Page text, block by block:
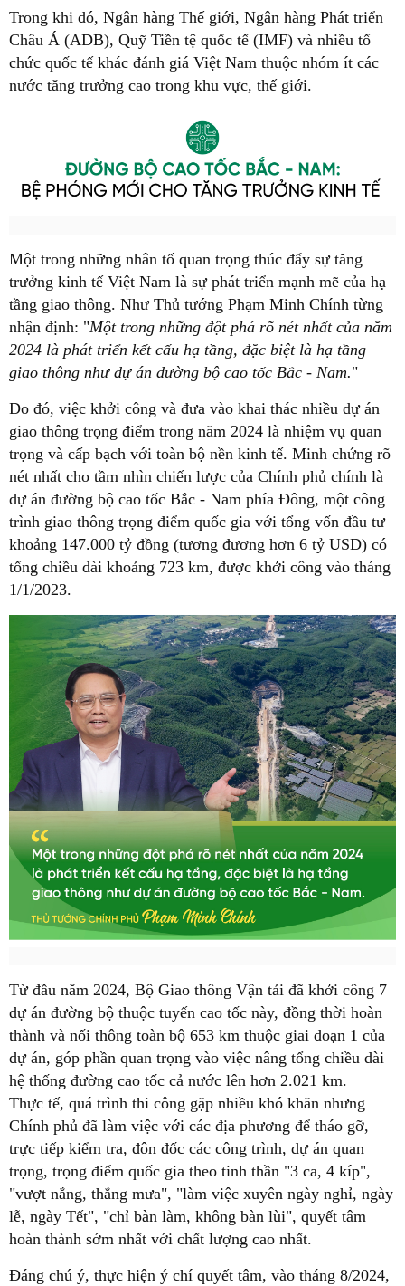
Trong khi đó, Ngân hàng Thế giới, Ngân hàng Phát triển
Châu Á (ADB), Quỹ Tiền tệ quốc tế (IMF) và nhiều tổ
chức quốc tế khác đánh giá Việt Nam thuộc nhóm ít các
nước tăng trưởng cao trong khu vực, thế giới.
Một trong những nhân tố quan trọng thúc đẩy sự tăng
trưởng kinh tế Việt Nam là sự phát triển mạnh mẽ của hạ
tầng giao thông. Như Thủ tướng Phạm Minh Chính từng
nhận định: "Một trong những đột phá rõ nét nhất của năm
2024 là phát triển kết cấu hạ tầng, đặc biệt là hạ tầng
giao thông như dự án đường bộ cao tốc Bắc - Nam."
Do đó, việc khởi công và đưa vào khai thác nhiều dự án
giao thông trọng điểm trong năm 2024 là nhiệm vụ quan
trọng và cấp bạch với toàn bộ nền kinh tế. Minh chứng rõ
nét nhất cho tầm nhìn chiến lược của Chính phủ chính là
dự án đường bộ cao tốc Bắc - Nam phía Đông, một công
trình giao thông trọng điểm quốc gia với tổng vốn đầu tư
khoảng 147.000 tỷ đồng (tương đương hơn 6 tỷ USD) có
tổng chiều dài khoảng 723 km, được khởi công vào tháng
1/1/2023.
Từ đầu năm 2024, Bộ Giao thông Vận tải đã khởi công 7
dự án đường bộ thuộc tuyến cao tốc này, đồng thời hoàn
thành và nối thông toàn bộ 653 km thuộc giai đoạn 1 của
dự án, góp phần quan trọng vào việc nâng tổng chiều dài
hệ thống đường cao tốc cả nước lên hơn 2.021 km.
Thực tế, quá trình thi công gặp nhiều khó khăn nhưng
Chính phủ đã làm việc với các địa phương để tháo gỡ,
trực tiếp kiểm tra, đôn đốc các công trình, dự án quan
trọng, trọng điểm quốc gia theo tinh thần "3 ca, 4 kíp",
"vượt nắng, thắng mưa", "làm việc xuyên ngày nghỉ, ngày
lễ, ngày Tết", "chỉ bàn làm, không bàn lùi", quyết tâm
hoàn thành sớm nhất với chất lượng cao nhất.
Đáng chú ý, thực hiện ý chí quyết tâm, vào tháng 8/2024,